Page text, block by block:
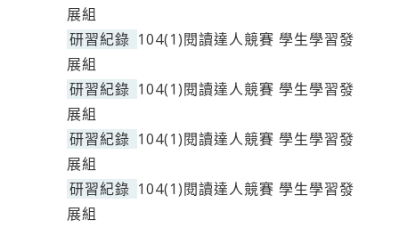
展組
研習紀錄 104(1)閱讀達人競賽 學生學習發
展組
研習紀錄 104(1)閱讀達人競賽 學生學習發
展組
研習紀錄 104(1)閱讀達人競賽 學生學習發
展組
研習紀錄 104(1)閱讀達人競賽 學生學習發
展組